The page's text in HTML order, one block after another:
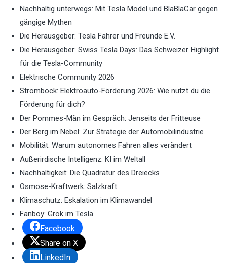
Nachhaltig unterwegs: Mit Tesla Model und BlaBlaCar gegen
gängige Mythen
Die Herausgeber: Tesla Fahrer und Freunde E.V.
Die Herausgeber: Swiss Tesla Days: Das Schweizer Highlight
für die Tesla-Community
Elektrische Community 2026
Strombock: Elektroauto-Förderung 2026: Wie nutzt du die
Förderung für dich?
Der Pommes-Män im Gespräch: Jenseits der Fritteuse
Der Berg im Nebel: Zur Strategie der Automobilindustrie
Mobilität: Warum autonomes Fahren alles verändert
Außerirdische Intelligenz: KI im Weltall
Nachhaltigkeit: Die Quadratur des Dreiecks
Osmose-Kraftwerk: Salzkraft
Klimaschutz: Eskalation im Klimawandel
Fanboy: Grok im Tesla
Facebook
Share on X
LinkedIn